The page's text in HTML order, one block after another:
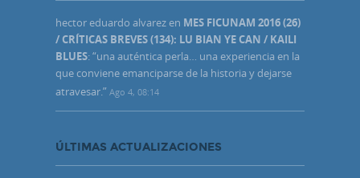
hector eduardo alvarez en MES FICUNAM 2016 (26)
/ CRÍTICAS BREVES (134): LU BIAN YE CAN / KAILI
BLUES: “una auténtica perla… una experiencia en la
que conviene emanciparse de la historia y dejarse
atravesar.” Ago 4, 08:14
ÚLTIMAS ACTUALIZACIONES